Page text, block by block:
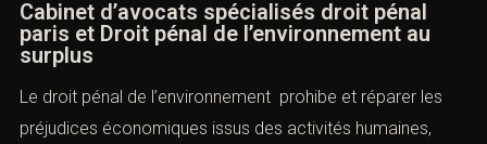
Cabinet d’avocats spécialisés droit pénal
paris et Droit pénal de l’environnement au
surplus
Le droit pénal de l’environnement prohibe et réparer les
préjudices économiques issus des activités humaines,